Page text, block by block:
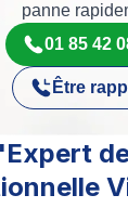
panne
01 85 42
Être